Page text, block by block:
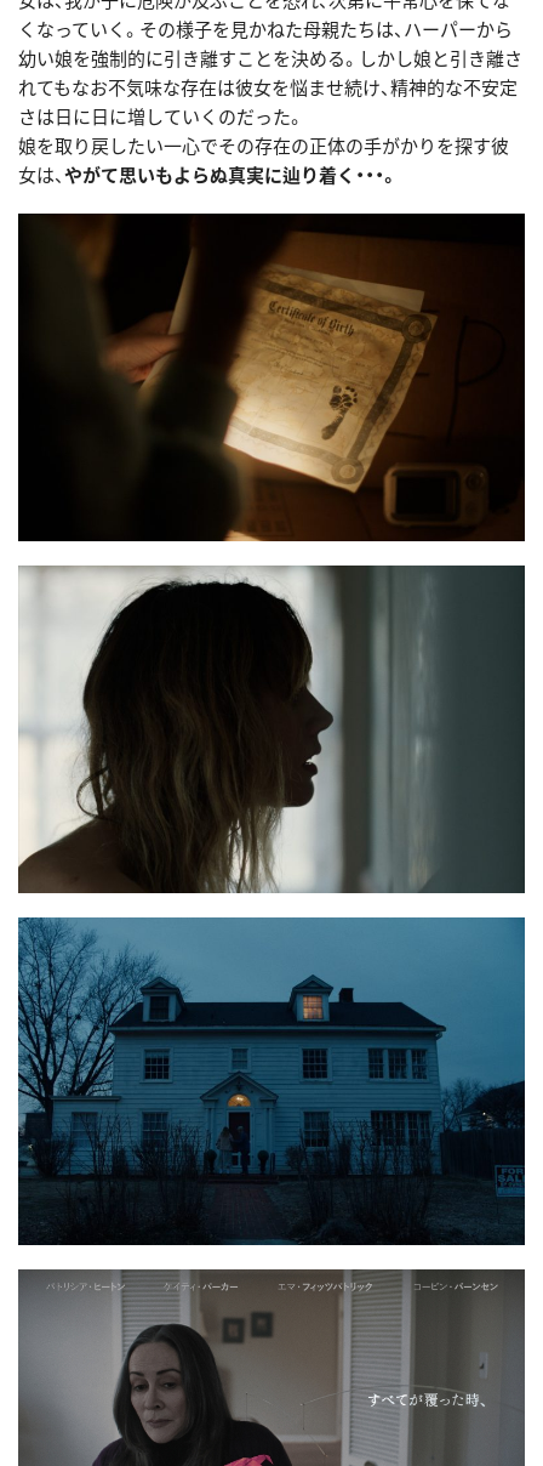
くなっていく。その様子を見かねた母親たちは、ハーパーから
幼い娘を強制的に引き離すことを決める。しかし娘と引き離さ
れてもなお不気味な存在は彼女を悩ませ続け、精神的な不安定
さは日に日に増していくのだった。
娘を取り戻したい一心でその存在の正体の手がかりを探す彼
女は、やがて思いもよらぬ真実に辿り着く・・・。